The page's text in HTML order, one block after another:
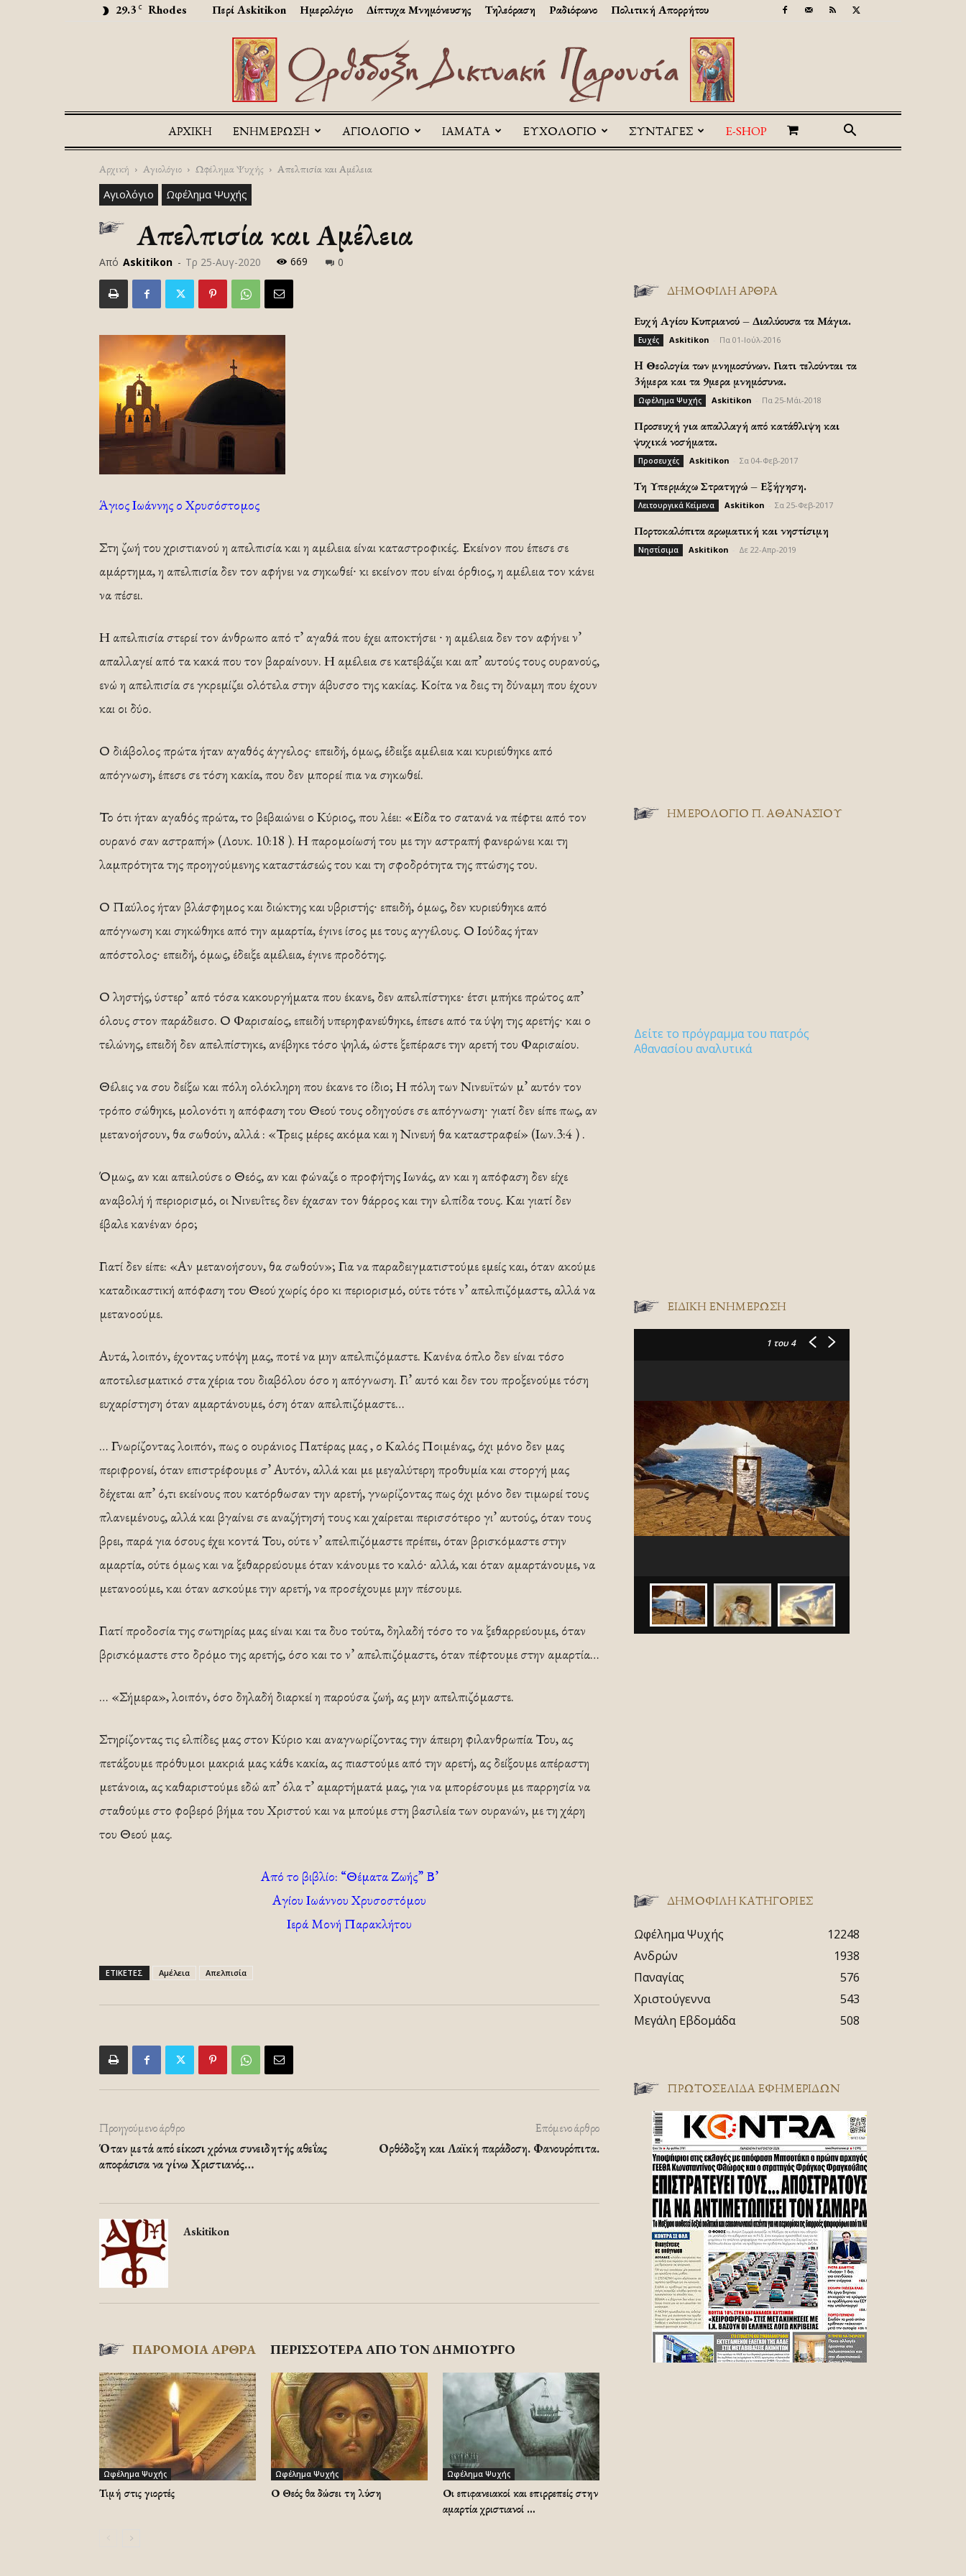
29.3 C Rhodes Περί Askitikon Ημερολόγιο Δίπτυχα Μνημόνευσης Τηλεόραση Ραδιόφωνο Πολιτική Απορρήτου
Askitikon
ΑΡΧΙΚΉ ΕΝΗΜΕΡΩΣΗ ΑΓΙΟΛΟΓΙΟ ΙΑΜΑΤΑ ΕΥΧΟΛΟΓΙΟ ΣΥΝΤΑΓΕΣ E-SHOP
Αρχική Αγιολόγιο Ωφέλημα Ψυχής Απελπισία και Αμέλεια
Αγιολόγιο Ωφέλημα Ψυχής
Απελπισία και Αμέλεια
Από Askitikon - Τρ 25-Αυγ-2020 669 0
Άγιος Ιωάννης ο Χρυσόστομος
Στη ζωή του χριστιανού η απελπισία και η αμέλεια είναι καταστροφικές. Εκείνον που έπεσε σε
αμάρτημα, η απελπισία δεν τον αφήνει να σηκωθεί∙ κι εκείνον που είναι όρθιος, η αμέλεια τον κάνει
να πέσει.
Η απελπισία στερεί τον άνθρωπο από τ’ αγαθά που έχει αποκτήσει ∙ η αμέλεια δεν τον αφήνει ν’
απαλλαγεί από τα κακά που τον βαραίνουν. Η αμέλεια σε κατεβάζει και απ’ αυτούς τους ουρανούς,
ενώ η απελπισία σε γκρεμίζει ολότελα στην άβυσσο της κακίας. Κοίτα να δεις τη δύναμη που έχουν
και οι δύο.
Ο διάβολος πρώτα ήταν αγαθός άγγελος∙ επειδή, όμως, έδειξε αμέλεια και κυριεύθηκε από
απόγνωση, έπεσε σε τόση κακία, που δεν μπορεί πια να σηκωθεί.
Το ότι ήταν αγαθός πρώτα, το βεβαιώνει ο Κύριος, που λέει: «Είδα το σατανά να πέφτει από τον
ουρανό σαν αστραπή» (Λουκ. 10:18 ). Η παρομοίωσή του με την αστραπή φανερώνει και τη
λαμπρότητα της προηγούμενης καταστάσεώς του και τη σφοδρότητα της πτώσης του.
Ο Παύλος ήταν βλάσφημος και διώκτης και υβριστής∙ επειδή, όμως, δεν κυριεύθηκε από
απόγνωση και σηκώθηκε από την αμαρτία, έγινε ίσος με τους αγγέλους. Ο Ιούδας ήταν
απόστολος∙ επειδή, όμως, έδειξε αμέλεια, έγινε προδότης.
Ο ληστής, ύστερ’ από τόσα κακουργήματα που έκανε, δεν απελπίστηκε∙ έτσι μπήκε πρώτος απ’
όλους στον παράδεισο. Ο Φαρισαίος, επειδή υπερηφανεύθηκε, έπεσε από τα ύψη της αρετής∙ και ο
τελώνης, επειδή δεν απελπίστηκε, ανέβηκε τόσο ψηλά, ώστε ξεπέρασε την αρετή του Φαρισαίου.
Θέλεις να σου δείξω και πόλη ολόκληρη που έκανε το ίδιο; Η πόλη των Νινευϊτών μ’ αυτόν τον
τρόπο σώθηκε, μολονότι η απόφαση του Θεού τους οδηγούσε σε απόγνωση∙ γιατί δεν είπε πως, αν
μετανοήσουν, θα σωθούν, αλλά : «Τρεις μέρες ακόμα και η Νινευή θα καταστραφεί» (Ιων.3:4 ) .
Όμως, αν και απειλούσε ο Θεός, αν και φώναζε ο προφήτης Ιωνάς, αν και η απόφαση δεν είχε
αναβολή ή περιορισμό, οι Νινευΐτες δεν έχασαν τον θάρρος και την ελπίδα τους. Και γιατί δεν
έβαλε κανέναν όρο;
Γιατί δεν είπε: «Αν μετανοήσουν, θα σωθούν»; Για να παραδειγματιστούμε εμείς και, όταν ακούμε
καταδικαστική απόφαση του Θεού χωρίς όρο κι περιορισμό, ούτε τότε ν’ απελπιζόμαστε, αλλά να
μετανοούμε.
Αυτά, λοιπόν, έχοντας υπόψη μας, ποτέ να μην απελπιζόμαστε. Κανένα όπλο δεν είναι τόσο
αποτελεσματικό στα χέρια του διαβόλου όσο η απόγνωση. Γι’ αυτό και δεν του προξενούμε τόση
ευχαρίστηση όταν αμαρτάνουμε, όση όταν απελπιζόμαστε…
… Γνωρίζοντας λοιπόν, πως ο ουράνιος Πατέρας μας , ο Καλός Ποιμένας, όχι μόνο δεν μας
περιφρονεί, όταν επιστρέφουμε σ’ Αυτόν, αλλά και με μεγαλύτερη προθυμία και στοργή μας
δέχεται απ’ ό,τι εκείνους που κατόρθωσαν την αρετή, γνωρίζοντας πως όχι μόνο δεν τιμωρεί τους
πλανεμένους, αλλά και βγαίνει σε αναζήτησή τους και χαίρεται περισσότερο γι’ αυτούς, όταν τους
βρει, παρά για όσους έχει κοντά Του, ούτε ν’ απελπιζόμαστε πρέπει, όταν βρισκόμαστε στην
αμαρτία, ούτε όμως και να ξεθαρρεύουμε όταν κάνουμε το καλό∙ αλλά, και όταν αμαρτάνουμε, να
μετανοούμε, και όταν ασκούμε την αρετή, να προσέχουμε μην πέσουμε.
Γιατί προδοσία της σωτηρίας μας είναι και τα δυο τούτα, δηλαδή τόσο το να ξεθαρρεύουμε, όταν
βρισκόμαστε στο δρόμο της αρετής, όσο και το ν’ απελπιζόμαστε, όταν πέφτουμε στην αμαρτία…
… «Σήμερα», λοιπόν, όσο δηλαδή διαρκεί η παρούσα ζωή, ας μην απελπιζόμαστε.
Στηρίζοντας τις ελπίδες μας στον Κύριο και αναγνωρίζοντας την άπειρη φιλανθρωπία Του, ας
πετάξουμε πρόθυμοι μακριά μας κάθε κακία, ας πιαστούμε από την αρετή, ας δείξουμε απέραστη
μετάνοια, ας καθαριστούμε εδώ απ’ όλα τ’ αμαρτήματά μας, για να μπορέσουμε με παρρησία να
σταθούμε στο φοβερό βήμα του Χριστού και να μπούμε στη βασιλεία των ουρανών, με τη χάρη
του Θεού μας.
Από το βιβλίο: “Θέματα Ζωής” Β’
Αγίου Ιωάννου Χρυσοστόμου
Ιερά Μονή Παρακλήτου
ΕΤΙΚΕΤΕΣ Αμέλεια Απελπισία
Προηγούμενο άρθρο
Όταν μετά από είκοσι χρόνια συνειδητής αθεΐας
αποφάσισα να γίνω Χριστιανός…
Επόμενο άρθρο
Ορθόδοξη και Λαϊκή παράδοση. Φανουρόπιτα.
Askitikon
ΠΑΡΟΜΟΙΑ ΑΡΘΡΑ ΠΕΡΙΣΣΟΤΕΡΑ ΑΠΟ ΤΟΝ ΔΗΜΙΟΥΡΓΟ
Ωφέλημα Ψυχής
Τιμή στις γιορτές
Ωφέλημα Ψυχής
Ο Θεός θα δώσει τη λύση
Ωφέλημα Ψυχής
Οι επιφανειακοί και επιρρεπείς στην
αμαρτία χριστιανοί …
ΔΗΜΟΦΙΛΗ ΑΡΘΡΑ
Ευχή Αγίου Κυπριανού – Διαλύουσα τα Μάγια.
Ευχές Askitikon Πα 01-Ιούλ-2016
H Θεολογία των μνημοσύνων. Γιατι τελούνται τα
3ήμερα και τα 9μερα μνημόσυνα.
Ωφέλημα Ψυχής Askitikon Πα 25-Μάι-2018
Προσευχή για απαλλαγή από κατάθλιψη και
ψυχικά νοσήματα.
Προσευχές Askitikon Σα 04-Φεβ-2017
Τη Υπερμάχω Στρατηγώ – Εξήγηση.
Λειτουργικά Κείμενα Askitikon Σα 25-Φεβ-2017
Πορτοκαλόπιτα αρωματική και νηστίσιμη
Νηστίσιμα Askitikon Δε 22-Απρ-2019
ΗΜΕΡΟΛΟΓΙΟ Π. ΑΘΑΝΑΣΙΟΥ
Δείτε το πρόγραμμα του πατρός
Αθανασίου αναλυτικά
ΕΙΔΙΚΉ ΕΝΗΜΈΡΩΣΗ
1 του 4
ΔΗΜΟΦΙΛΗ ΚΑΤΗΓΟΡΙΕΣ
Ωφέλημα Ψυχής
12248
Ανδρών
1938
Παναγίας
576
Χριστούγεννα
543
Μεγάλη Εβδομάδα
508
ΠΡΩΤΟΣΈΛΙΔΑ ΕΦΗΜΕΡΊΔΩΝ